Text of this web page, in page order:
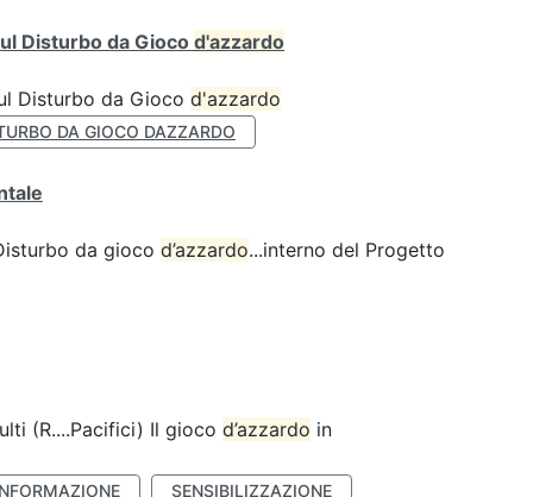
Disturbo da Gioco d'azzardo
Disturbo da Gioco d'azzardo
DA GIOCO DAZZARDO
da gioco d’azzardo...interno del Progetto
(R....Pacifici) Il gioco d’azzardo in
SENSIBILIZZAZIONE